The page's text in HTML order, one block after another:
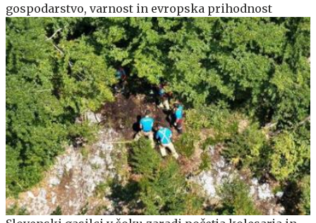
gospodarstvo, varnost in evropska prihodnost